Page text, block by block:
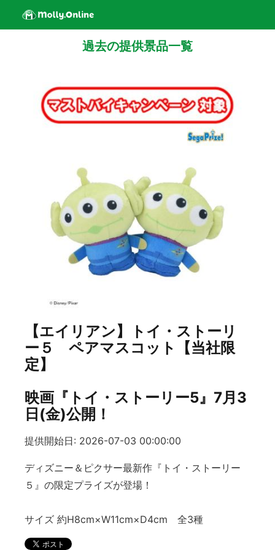
過去の提供景品一覧
【エイリアン】トイ・ストーリ
ー５ ペアマスコット【当社限
定】
映画『トイ・ストーリー5』7月3
日(金)公開！
提供開始日: 2026-07-03 00:00:00
ディズニー＆ピクサー最新作『トイ・ストーリー
５』の限定プライズが登場！
サイズ 約H8cm×W11cm×D4cm 全3種